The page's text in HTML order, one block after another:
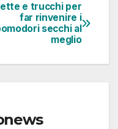
e trucchi per
far rinvenire i
secchi al
meglio